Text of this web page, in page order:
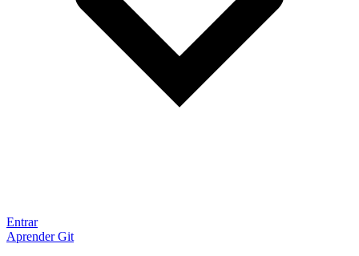
Entrar
Aprender Git